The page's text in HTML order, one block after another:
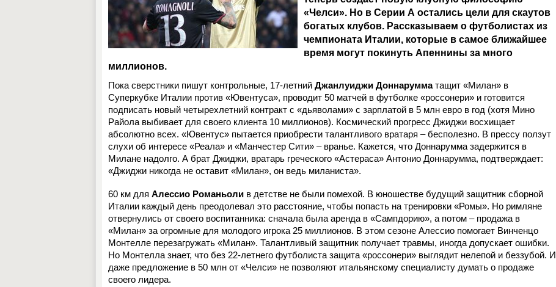
«Челси». Но в Серии А остались цели для скаутов
богатых клубов. Рассказываем о футболистах из
чемпионата Италии, которые в самое ближайшее
время могут покинуть Апеннины за много
миллионов.
Пока сверстники пишут контрольные, 17-летний Джанлуиджи Доннарумматащит «Милан» в
Суперкубке Италии против «Ювентуса», проводит 50 матчей в футболке «россонери» и готовится
подписать новый четырехлетний контракт с «дьяволами» с зарплатой в 5 млн евро в год (хотя Мино
Райола выбивает для своего клиента 10 миллионов). Космический прогресс Джиджи восхищает
абсолютно всех. «Ювентус» пытается приобрести талантливого вратаря – бесполезно. В прессу ползут
слухи об интересе «Реала» и «Манчестер Сити» – вранье. Кажется, что Доннарумма задержится в
Милане надолго. А брат Джиджи, вратарь греческого «Астераса» Антонио Доннарумма, подтверждает:
«Джиджи никогда не оставит «Милан», он ведь миланиста».
60 км для Алессио Романьоли в детстве не были помехой. В юношестве будущий защитник сборной
Италии каждый день преодолевал это расстояние, чтобы попасть на тренировки «Ромы». Но римляне
отвернулись от своего воспитанника: сначала была аренда в «Сампдорию», а потом – продажа в
«Милан» за огромные для молодого игрока 25 миллионов. В этом сезоне Алессио помогает Винченцо
Монтелле перезагружать «Милан». Талантливый защитник получает травмы, иногда допускает ошибки.
Но Монтелла знает, что без 22-летнего футболиста защита «россонери» выглядит нелепой и беззубой. И
даже предложение в 50 млн от «Челси» не позволяют итальянскому специалисту думать о продаже
своего лидера.